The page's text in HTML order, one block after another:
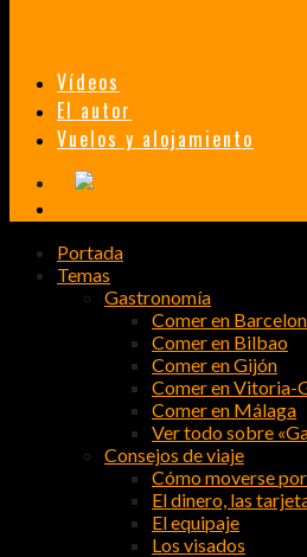
Vídeos
El autor
Vuelos y alojamiento
Portada
Temas
Gastronomía
Comer en
Comer en Bilbao
Comer en Gijón
Comer en Vitoria-
Comer en Málaga
Ver todo sobre
Consejos de viaje
Cómo moverse
El dinero, las
El equipaje
Los visados